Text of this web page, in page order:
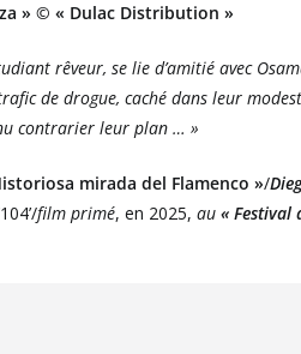
» © « Dulac Distribution »
rêveur, se lie d’amitié avec
de drogue, caché dans leur
contrarier leur plan … »
mirada del Flamenco »/
film primé, en 2025, au « Festival